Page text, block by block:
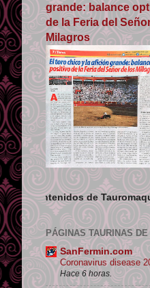
grande: balance
de la Feria del
Milagros
Tauromaquias tienen
PÁGINAS TAURINAS
SanFermin.com
Coronavirus disease
Hace 6 horas.